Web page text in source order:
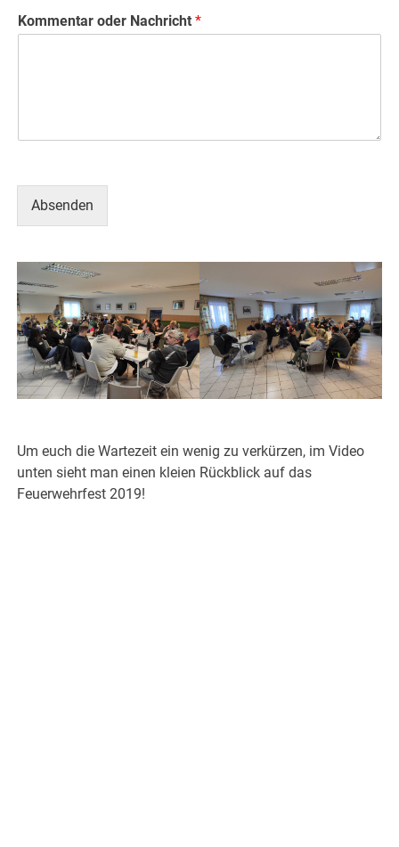
Kommentar oder Nachricht*
Absenden
Um euch die Wartezeit ein wenig zu verkürzen, im Video
unten sieht man einen kleien Rückblick auf das
Feuerwehrfest 2019!